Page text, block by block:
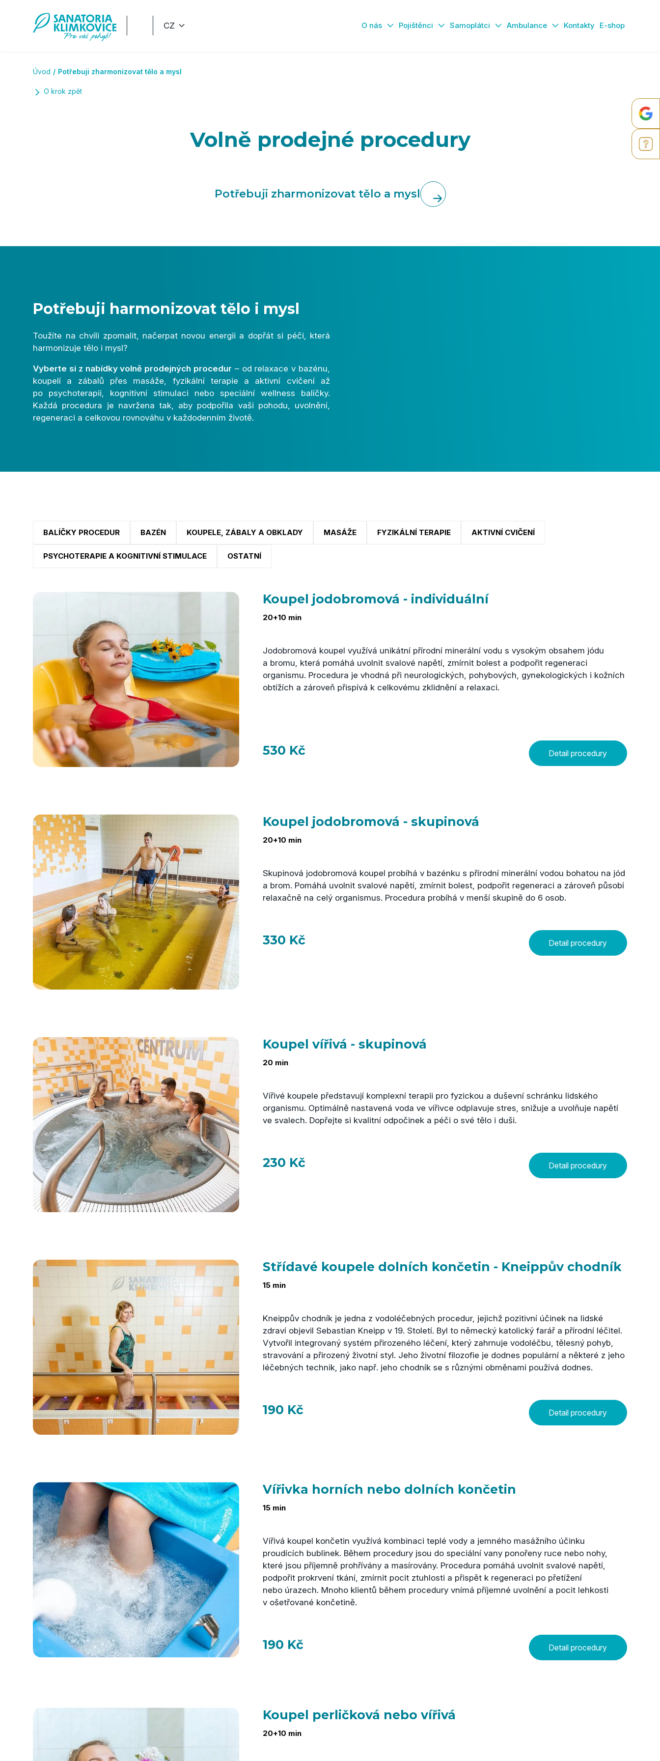
CZ O nás Pojištěnci Samoplátci Ambulance Kontakty E-shop
Úvod Potřebuji zharmonizovat tělo a mysl
O krok zpět
Volně prodejné procedury
Potřebuji zharmonizovat tělo a mysl
Potřebuji harmonizovat tělo i mysl
Toužíte na chvíli zpomalit, načerpat novou energii a dopřát si péči, která
harmonizuje tělo i mysl?
Vyberte si z nabídky volně prodejných procedur – od relaxace v bazénu,
koupelí a zábalů přes masáže, fyzikální terapie a aktivní cvičení až
po psychoterapii, kognitivní stimulaci nebo speciální wellness balíčky.
Každá procedura je navržena tak, aby podpořila vaši pohodu, uvolnění,
regeneraci a celkovou rovnováhu v každodenním životě.
BALÍČKY PROCEDUR BAZÉN KOUPELE, ZÁBALY A OBKLADY MASÁŽE FYZIKÁLNÍ TERAPIE AKTIVNÍ CVIČENÍ
PSYCHOTERAPIE A KOGNITIVNÍ STIMULACE OSTATNÍ
Koupel jodobromová - individuální
20+10 min
Jodobromová koupel využívá unikátní přírodní minerální vodu s vysokým obsahem jódu
a bromu, která pomáhá uvolnit svalové napětí, zmírnit bolest a podpořit regeneraci
organismu. Procedura je vhodná při neurologických, pohybových, gynekologických i kožních
obtížích a zároveň přispívá k celkovému zklidnění a relaxaci.
530 Kč Detail procedury
Koupel jodobromová - skupinová
20+10 min
Skupinová jodobromová koupel probíhá v bazénku s přírodní minerální vodou bohatou na jód
a brom. Pomáhá uvolnit svalové napětí, zmírnit bolest, podpořit regeneraci a zároveň působí
relaxačně na celý organismus. Procedura probíhá v menší skupině do 6 osob.
330 Kč Detail procedury
Koupel vířivá - skupinová
20 min
Vířivé koupele představují komplexní terapii pro fyzickou a duševní schránku lidského
organismu. Optimálně nastavená voda ve vířivce odplavuje stres, snižuje a uvolňuje napětí
ve svalech. Dopřejte si kvalitní odpočinek a péči o své tělo i duši.
230 Kč Detail procedury
Střídavé koupele dolních končetin - Kneippův chodník
15 min
Kneippův chodník je jedna z vodoléčebných procedur, jejichž pozitivní účinek na lidské
zdraví objevil Sebastian Kneipp v 19. Století. Byl to německý katolický farář a přírodní léčitel.
Vytvořil integrovaný systém přirozeného léčení, který zahrnuje vodoléčbu, tělesný pohyb,
stravování a přirozený životní styl. Jeho životní filozofie je dodnes populární a některé z jeho
léčebných technik, jako např. jeho chodník se s různými obměnami používá dodnes.
190 Kč Detail procedury
Vířivka horních nebo dolních končetin
15 min
Vířivá koupel končetin využívá kombinaci teplé vody a jemného masážního účinku
proudících bublinek. Během procedury jsou do speciální vany ponořeny ruce nebo nohy,
které jsou příjemně prohřívány a masírovány. Procedura pomáhá uvolnit svalové napětí,
podpořit prokrvení tkání, zmírnit pocit ztuhlosti a přispět k regeneraci po přetížení
nebo úrazech. Mnoho klientů během procedury vnímá příjemné uvolnění a pocit lehkosti
v ošetřované končetině.
190 Kč Detail procedury
Koupel perličková nebo vířivá
20+10 min